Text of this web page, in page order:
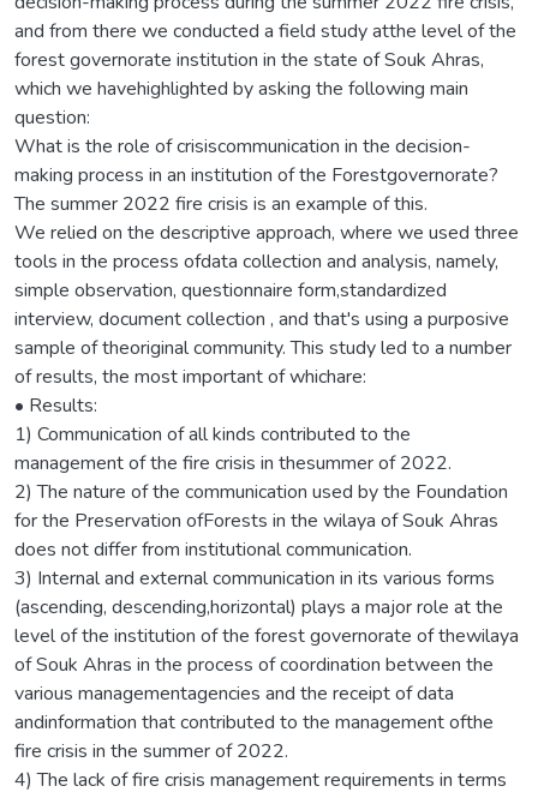
and from there we conducted a field study atthe level of the
forest governorate institution in the state of Souk Ahras,
which we havehighlighted by asking the following main
question:
What is the role of crisiscommunication in the decision-
making process in an institution of the Forestgovernorate?
The summer 2022 fire crisis is an example of this.
We relied on the descriptive approach, where we used three
tools in the process ofdata collection and analysis, namely,
simple observation, questionnaire form,standardized
interview, document collection , and that's using a purposive
sample of theoriginal community. This study led to a number
of results, the most important of whichare:
• Results:
1) Communication of all kinds contributed to the
management of the fire crisis in thesummer of 2022.
2) The nature of the communication used by the Foundation
for the Preservation ofForests in the wilaya of Souk Ahras
does not differ from institutional communication.
3) Internal and external communication in its various forms
(ascending, descending,horizontal) plays a major role at the
level of the institution of the forest governorate of thewilaya
of Souk Ahras in the process of coordination between the
various managementagencies and the receipt of data
andinformation that contributed to the management ofthe
fire crisis in the summer of 2022.
4) The lack of fire crisis management requirements in terms